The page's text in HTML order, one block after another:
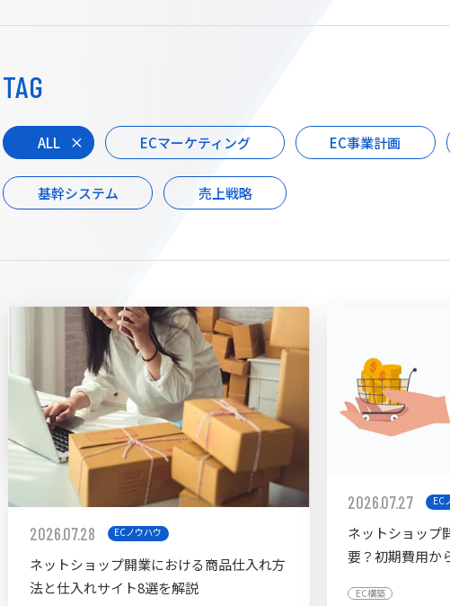
TAG
ALL ECマーケティング EC事業計画
基幹システム 売上戦略
2026.07.28 ECノウハウ
ネットショップ開業における商品仕入れ方
法と仕入れサイト8選を解説
2026.07.27 EC
ネットショップ
要？初期費用か
EC構築